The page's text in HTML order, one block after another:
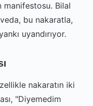
manifestosu. Bilal
bu nakaratla,
uyandırıyor.
nakaratın iki
"Diyemedim